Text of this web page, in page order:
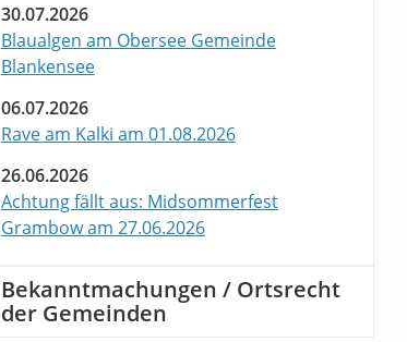
30.07.2026
Blaualgen am Obersee Gemeinde
Blankensee
06.07.2026
Rave am Kalki am 01.08.2026
26.06.2026
Achtung fällt aus: Midsommerfest
Grambow am 27.06.2026
Bekanntmachungen / Ortsrecht
der Gemeinden